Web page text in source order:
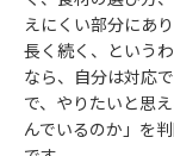
えにくい部分にあ
長く続く、という
なら、自分は対応
で、やりたいと思
んでいるのか」を